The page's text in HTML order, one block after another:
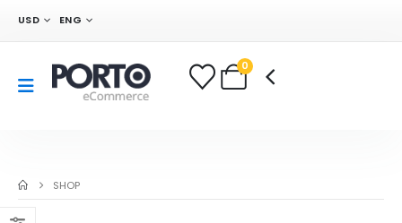
USD ENG
0
SHOP